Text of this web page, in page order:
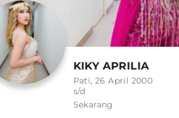
KIKY APRILIA
Pati, 26 April 2000
s/d
Sekarang